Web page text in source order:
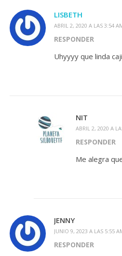
LISBETH
ABRIL 2, 2020 A LAS 3:54
RESPONDER
Uhyyyy que linda
NIT
ABRIL 2, 2020 A
RESPONDER
Me alegra
JENNY
JUNIO 9, 2023 A LAS 5:55
RESPONDER